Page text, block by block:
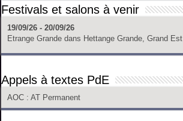
Festivals et salons à venir
19/09/26 - 20/09/26
Etrange Grande dans Hettange Grande, Grand Est
Appels à textes PdE
AOC : AT Permanent